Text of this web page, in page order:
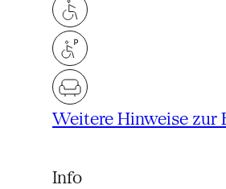
Weitere Hinweise zur
Info